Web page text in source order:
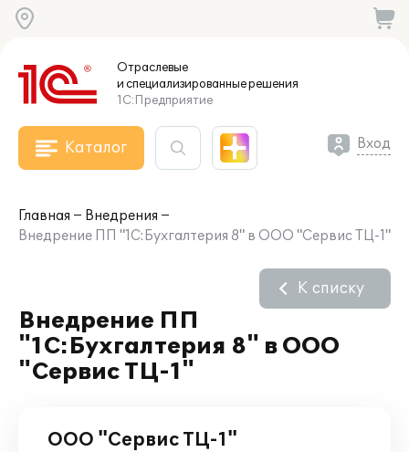
Отраслевые
и специализированныерешения
1С:Предприятие
Каталог Вход
Главная
Внедрения
Внедрение ПП "1С:Бухгалтерия 8" в ООО "Сервис ТЦ-1"
Внедрение ПП
"1С:Бухгалтерия 8" в ООО
"Сервис ТЦ-1"
К списку
ООО "Сервис ТЦ-1"